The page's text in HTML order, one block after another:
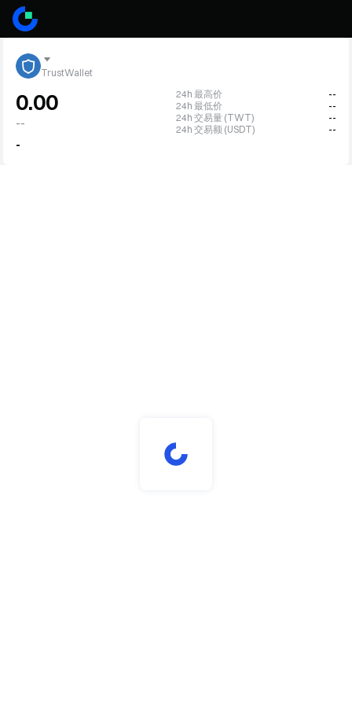
TrustWallet
0.00
--
-
24h 最高价
--
24h 最低价
--
24h 交易量 (TWT)
--
24h 交易额 (USDT)
--